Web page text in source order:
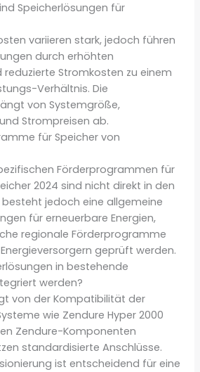
Speicherlösungen für
variieren stark, jedoch führen
durch erhöhten
reduzierte Stromkosten zu einem
Verhältnis. Die
von Systemgröße,
Strompreisen ab.
für Speicher von
Förderprogrammen für
2024 sind nicht direkt in den
besteht jedoch eine allgemeine
für erneuerbare Energien,
regionale Förderprogramme
geprüft werden.
in bestehende
werden?
von der Kompatibilität der
wie Zendure Hyper 2000
Zendure-Komponenten
standardisierte Anschlüsse.
ist entscheidend für eine